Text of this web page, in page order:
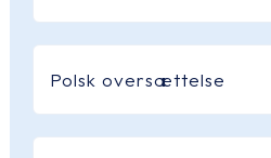
Polsk oversættelse